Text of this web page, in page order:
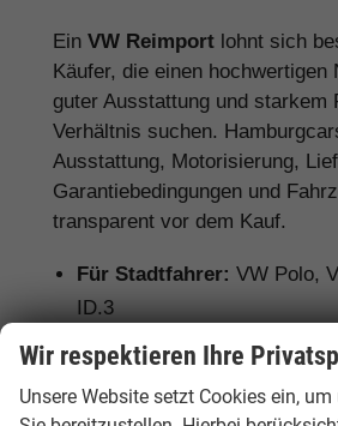
Ein VW Reimport lohnt sich
Käufer, die einen hochwertigen
guter Ausstattung und starkem
Verhältnis suchen.
Ausstattung, Motorisierung,
Garantiebedingungen und
transparent vor dem Kauf.
Für Stadtfahrer: VW Polo,
ID.3
Für Familien: VW Tiguan,
Variant, VW Touran, VW
Wir respektieren Ihre
Unsere Website setzt Cookies ein,